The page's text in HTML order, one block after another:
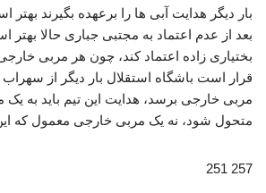
بار دیگر هدایت آبی ها را برعهده بگیرند بهتر
بعد از عدم اعتماد به مجتبی جباری حالا
بختیاری زاده اعتماد کند، چون هر مربی
قرار است باشگاه استقلال بار دیگر از سهراب
مربی خارجی برسد، هدایت این تیم باید به
متحول شود، نه یک مربی خارجی معمول که
257 251